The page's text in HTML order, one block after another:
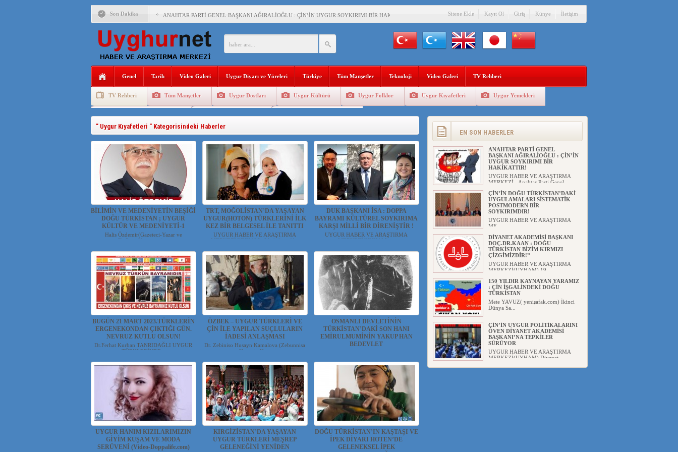
Son Dakika ANAHTAR PARTİ GENEL BAŞKANI AĞIRALİOĞLU : ÇİN’İN UYGUR SOYKIRIMI BİR HAKİKATTIR!
ÇİN’İN DOĞU TÜRKİSTAN’DAKİ UYGULAMALARI SİSTEMATİK POSTMODERN BİR SOYKIRIMDIR!
DİYANET AKADEMİSİ BAŞKANI DOÇ.DR.KAAN : DOĞU TÜRKİSTAN BİZİM KIRMIZI ÇİZGİMİZDİR!”
150 YILDIR KAYNAYAN YARAMIZ : ÇİN İŞGALİNDEKİ DOĞU TÜRKİSTAN
ÇİN’İN UYGUR POLİTİKALARINI ÖVEN DİYANET AKADEMİSİ BAŞKANI’NA TEPKİLER SÜRÜYOR
SAADET PARTİSİ İLÇE BAŞKANI : TEMMUZ AYI,DOĞU TÜRKİSTAN İÇİN KATLİAM AYI DEĞİLDİR !
İŞGALCİ ÇİN,DOĞU TÜRKİSTAN’DA EN AZ 143 BİN UYGUR ÇOCUĞU AİLELERİNDEN KOPARDI
Sitene Ekle Kayıt Ol Giriş Künye İletişim
Genel Tarih Video Galeri Uygur Diyarı ve Yöreleri Türkiye Tüm Manşetler Teknoloji Video Galeri TV Rehberi
TV Rehberi Tüm Manşetler Uygur Dostları Uygur Kültürü Uygur Folklor Uygur Kıyafetleri Uygur Yemekleri
Uygurlarda Düğün ve Cenaze Uygur Geleneksel Tip Uygur Geleneksel Sporlar
" Uygur Kıyafetleri " Kategorisindeki Haberler
BİLİMİN VE MEDENİYETİN BEŞİĞİ
DOĞU TÜRKİSTAN ; UYGUR
KÜLTÜR VE MEDENİYETİ-1
Halis Özdemir(Gazeteci-Yazar ve
Tv.Prog.Yapımcısı) ...
TRT, MOĞOLİSTAN’DA YAŞAYAN
UYGUR(HOTON) TÜRKLERİNİ İLK
KEZ BİR BELGESEL İLE TANITTI
UYGUR HABER VE ARAŞTIRMA
MERKEZİ(UYHAM) Moğolistan'd...
DUK BAŞKANI İSA : DOPPA
BAYRAMI KÜLTÜREL SOYKIRIMA
KARŞI MİLLİ BİR DİRENİŞTİR !
UYGUR HABER VE ARAŞTIRMA
MERKEZİ(UYHAM) ...
BUGÜN 21 MART 2023.TÜRKLERİN
ERGENEKONDAN ÇIKTIĞI GÜN.
NEVRUZ KUTLU OLSUN!
Dr.Ferhat Kurban TANRIDAĞLI UYGUR
TÜRKLERİNDE...
ÖZBEK – UYGUR TÜRKLERİ VE
ÇİN İLE YAPILAN SUÇLULARIN
İADESİ ANLAŞMASI
Dr. Zebiniso Husayn Kamalova (Zebunnisa
Hüseyin Ke...
OSMANLI DEVLETİNİN
TÜRKİSTAN’DAKİ SON HANI
EMİRULMUMİNİN YAKUP HAN
BEDEVLET
UYGUR HANIM KIZILARIMIZIN
GİYİM KUŞAM VE MODA
SERÜVENİ (Video-Doppalife.com)
KIRGİZİSTAN’DA YAŞAYAN
UYGUR TÜRKLERİ MEŞREP
GELENEĞİNİ YENİDEN
DOĞU TÜRKİSTAN’IN KAŞTAŞI VE
İPEK DİYARI HOTEN’DE
GELENEKSEL İPEK
EN SON HABERLER
ANAHTAR PARTİ GENEL
BAŞKANI AĞIRALİOĞLU : ÇİN’İN
UYGUR SOYKIRIMI BİR
HAKİKATTIR!
UYGUR HABER VE ARAŞTIRMA
MERKEZİ Anahtar Parti Genel
ÇİN’İN DOĞU TÜRKİSTAN’DAKİ
UYGULAMALARI SİSTEMATİK
POSTMODERN BİR
SOYKIRIMDIR!
UYGUR HABER VE ARAŞTIRMA
ME...
DİYANET AKADEMİSİ BAŞKANI
DOÇ.DR.KAAN : DOĞU
TÜRKİSTAN BİZİM KIRMIZI
ÇİZGİMİZDİR!”
UYGUR HABER VE ARAŞTIRMA
MERKEZİ(UYHAM) 19...
150 YILDIR KAYNAYAN YARAMIZ
: ÇİN İŞGALİNDEKİ DOĞU
TÜRKİSTAN
Mete YAVUZ( yenişafak.com) İkinci
Dünya Sa...
ÇİN’İN UYGUR POLİTİKALARINI
ÖVEN DİYANET AKADEMİSİ
BAŞKANI’NA TEPKİLER
SÜRÜYOR
UYGUR HABER VE ARAŞTIRMA
MERKEZİ(UYHAM) Diyanet
MHP’DEN URUMÇİ KATLİAMI